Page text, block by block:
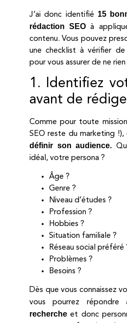
J’ai donc identifié 15
rédaction SEO à
contenu. Vous pouvez
une checklist à vérifier
pour vous assurer de ne rien
1. Identifiez
avant de
Comme pour toute
SEO reste du marketing !),
définir son audience.
idéal, votre persona ?
Âge ?
Genre ?
Niveau d’études ?
Profession ?
Hobbies ?
Situation familiale ?
Réseau social préféré
Problèmes ?
Besoins ?
Dès que vous connaissez
vous pourrez répondre
recherche et donc